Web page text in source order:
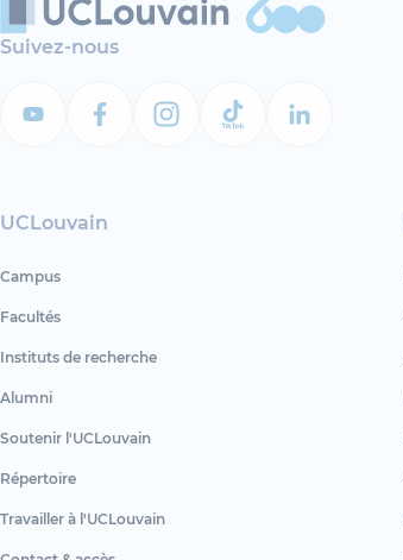
Suivez-nous
UCLouvain
Campus
Facultés
Instituts de recherche
Alumni
Soutenir l'UCLouvain
Répertoire
Travailler à l'UCLouvain